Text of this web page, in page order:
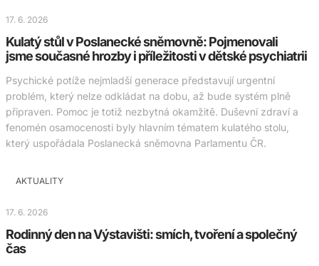
17. 6. 2026
Kulatý stůl v Poslanecké sněmovně: Pojmenovali
jsme současné hrozby i příležitosti v dětské psychiatrii
Psychické potíže nejmladší generace představují urgentní
problém, který nelze odkládat na dobu, až bude systém plně
připraven. Pomoc je totiž nezbytná okamžitě. Duševní zdraví a
fenomén osamocenosti byly hlavním tématem kulatého stolu,
který uspořádala Poslanecká sněmovna Parlamentu ČR.
AKTUALITY
17. 6. 2026
Rodinný den na Výstavišti: smích, tvoření a společný
čas